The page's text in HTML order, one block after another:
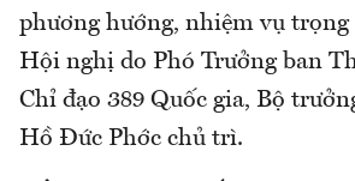
phương hướng, nhiệm vụ trọng
Hội nghị do Phó Trưởng ban
Chỉ đạo 389 Quốc gia, Bộ
Hồ Đức Phớc chủ trì.